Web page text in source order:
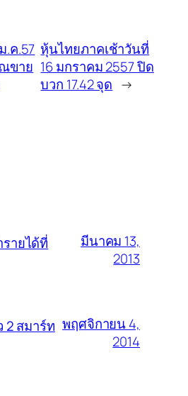
.ค.57
ขาย
หุ้นไทยภาคเช้าวันที่
16 มกราคม 2557 ปิด
บวก 17.42 จุด →
ายได้ที่
มีนาคม 13,
2013
2 สมาร์ท พฤศจิกายน 4,
2014